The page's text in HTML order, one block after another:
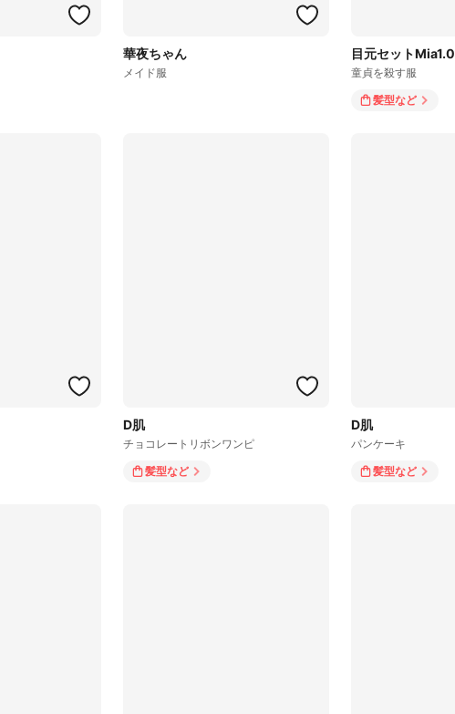
華夜ちゃん
メイド服
目元セットMia1.0
童貞を殺す服
髪型など
D肌
チョコレートリボンワンピ
髪型など
D肌
パンケーキ
髪型など